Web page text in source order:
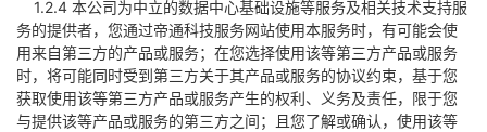
1.2.4 本公司为中立的数据中心基础设施等服务及相关技术支持服
务的提供者，您通过帝通科技服务网站使用本服务时，有可能会使
用来自第三方的产品或服务；在您选择使用该等第三方产品或服务
时，将可能同时受到第三方关于其产品或服务的协议约束，基于您
获取使用该等第三方产品或服务产生的权利、义务及责任，限于您
与提供该等产品或服务的第三方之间；且您了解或确认，使用该等